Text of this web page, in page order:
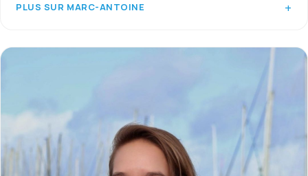
PLUS SUR MARC-ANTOINE